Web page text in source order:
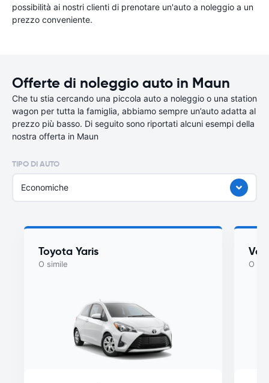
possibilità ai nostri clienti di prenotare un'auto a noleggio a un
prezzo conveniente.
Offerte di noleggio auto in Maun
Che tu stia cercando una piccola auto a noleggio o una station
wagon per tutta la famiglia, abbiamo sempre un’auto adatta al
prezzo più basso. Di seguito sono riportati alcuni esempi della
nostra offerta in Maun
TIPO DI AUTO
Economiche
Toyota Yaris
O simile O